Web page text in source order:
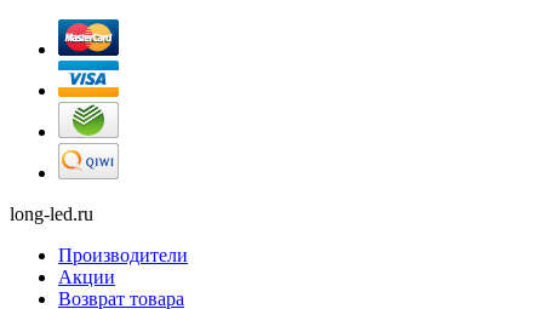
long-led.ru
Производители
Акции
Возврат товара